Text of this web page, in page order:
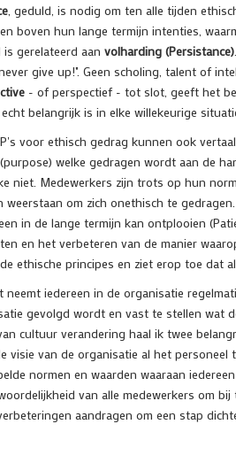
, geduld, is nodig om ten alle tijden
boven hun lange termijn intenties,
is gerelateerd aan volharding (Persistance)
give up!". Geen scholing, talent of
- of perspectief - tot slot, geeft het
belangrijk is in elke willekeurige
voor ethisch gedrag kunnen ook
welke gedragen wordt aan de
niet. Medewerkers zijn trots op hun
weerstaan om zich onethisch te
in de lange termijn kan ontplooien
en het verbeteren van de manier
ethische principes en ziet erop toe dat
neemt iedereen in de organisatie
gevolgd wordt en vast te stellen wat
cultuur verandering haal ik twee
visie van de organisatie al het
normen en waarden waaraan
van alle medewerkers om
aandragen om een stap